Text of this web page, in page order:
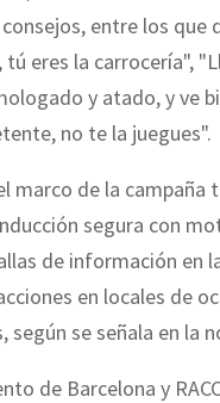
entre los que
eres la carrocería",
y atado, y ve
no te la juegues".
marco de la campaña
segura con
de información en
en locales de
según se señala en la
de Barcelona y